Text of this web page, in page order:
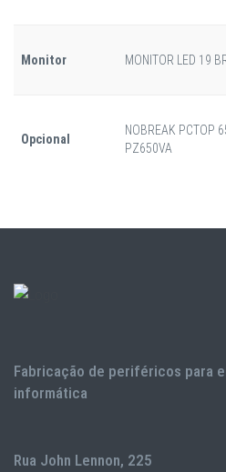
Monitor MONITOR LED 19
Opcional
NOBREAK PCTOP
PZ650VA
Fabricação de periféricos para
informática
Rua John Lennon, 225